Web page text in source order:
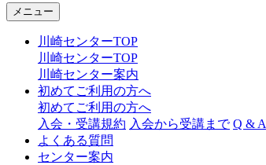
ャ
メニュー
川崎センターTOP
川崎センターTOP
川崎センター案内
初めてご利用の方へ
初めてご利用の方へ
入会・受講規約 入会から受講まで Q & A
よくある質問
センター案内